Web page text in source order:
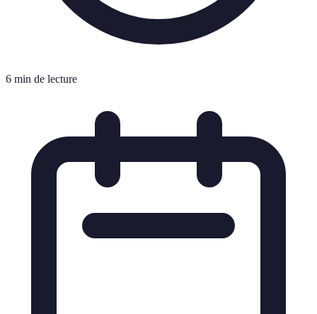
6 min de lecture